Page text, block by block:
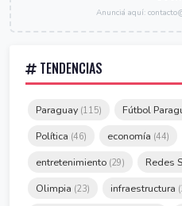
Anunciá aquí:
TENDENCIAS
Paraguay (115) Fútbol
Política (46) economía (44)
entretenimiento (29) Redes
Olimpia (23) infraestructura